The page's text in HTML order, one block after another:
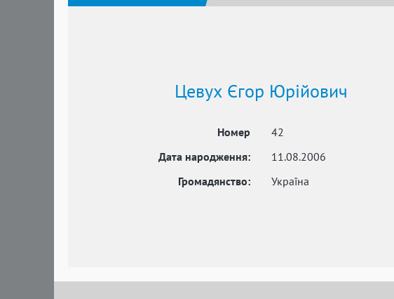
Цевух Єгор Юрійович
Номер
42
Дата народження:
11.08.2006
Громадянство:
Україна